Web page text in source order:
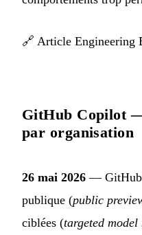
🔗 Article Engineering
GitHub Copilot —
par organisation
26 mai 2026 — GitHub
publique (public
ciblées (targeted model